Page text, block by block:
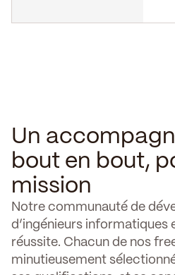
Un
bout en bout,
mission
Notre communauté de
d’ingénieurs
réussite. Chacun de nos
minutieusement